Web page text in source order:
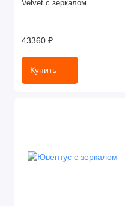
Velvet с зеркалом
43360 ₽
Купить